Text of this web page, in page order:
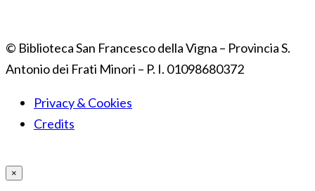
© Biblioteca San Francesco della Vigna – Provincia S.
Antonio dei Frati Minori – P. I. 01098680372
Privacy & Cookies
Credits
×